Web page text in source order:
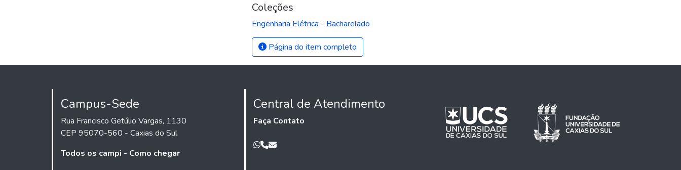
Coleções
Engenharia Elétrica - Bacharelado
Página do item completo
Campus-Sede
Rua Francisco Getúlio Vargas, 1130
CEP 95070-560 - Caxias do Sul
Todos os campi - Como chegar
Central de Atendimento
Faça Contato